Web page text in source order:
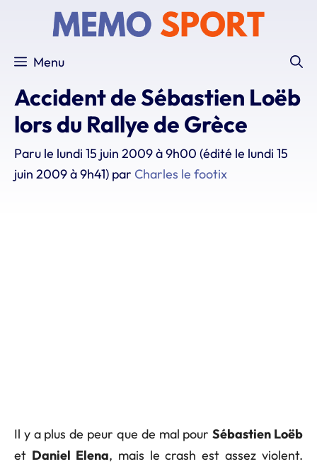
Menu
Accident de Sébastien Loëb
lors du Rallye de Grèce
Paru le lundi 15 juin 2009 à 9h00 (édité le lundi 15
juin 2009 à 9h41) par Charles le footix
Il y a plus de peur que de mal pourSébastien Loëb
et Daniel Elena, mais le crash est assez violent.